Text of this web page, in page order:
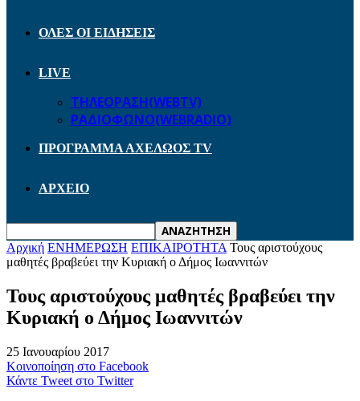
ΟΛΕΣ ΟΙ ΕΙΔΗΣΕΙΣ
LIVE
ΤΗΛΕΟΡΑΣΗ(WEBTV)
ΡΑΔΙΟΦΩΝΟ(WEBRADIO)
ΠΡΟΓΡΑΜΜΑ ΑΧΕΛΩΟΣ TV
ΑΡΧΕΙΟ
Αρχική ΕΝΗΜΕΡΩΣΗ ΕΠΙΚΑΙΡΟΤΗΤΑ Τους αριστούχους
μαθητές βραβεύει την Κυριακή ο Δήμος Ιωαννιτών
Τους αριστούχους μαθητές βραβεύει την
Κυριακή ο Δήμος Ιωαννιτών
25 Ιανουαρίου 2017
Κοινοποίηση στο Facebook
Κάντε Tweet στο Twitter